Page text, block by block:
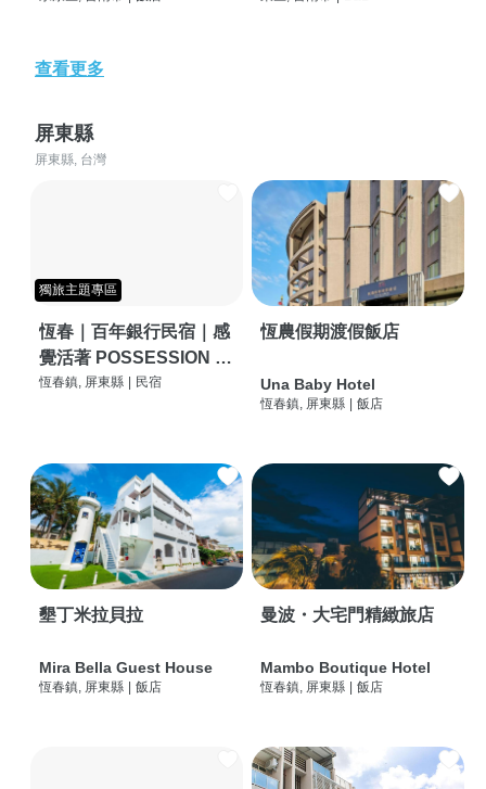
查看更多
屏東縣
屏東縣, 台灣
獨旅主題專區
恆春｜百年銀行民宿｜感
覺活著 POSSESSION |
背包客棧 | 恆春必住特色
恆春鎮, 屏東縣 民宿
恆農假期渡假飯店
Una Baby Hotel
恆春鎮, 屏東縣 飯店
墾丁米拉貝拉
Mira Bella Guest House
恆春鎮, 屏東縣 飯店
曼波・大宅門精緻旅店
Mambo Boutique Hotel
恆春鎮, 屏東縣 飯店